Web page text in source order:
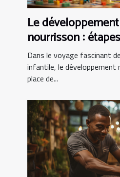
Le
nourrisson :
favorisantes
Dans le voyage fascinant
infantile, le développement
place de...